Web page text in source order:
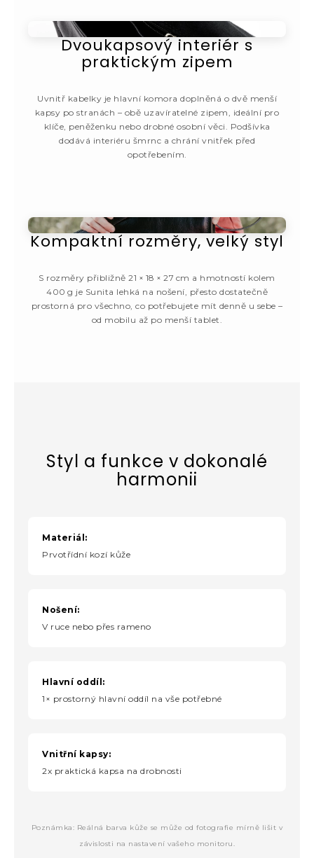
Dvoukapsový interiér s
praktickým zipem
Uvnitř kabelky je hlavní komora doplněná o dvě menší
kapsy po stranách – obě uzavíratelné zipem, ideální pro
klíče, peněženku nebo drobné osobní věci. Podšívka
dodává interiéru šmrnc a chrání vnitřek před
opotřebením.
Kompaktní rozměry, velký styl
S rozměry přibližně 21 × 18 × 27 cm a hmotností kolem
400 g je Sunita lehká na nošení, přesto dostatečně
prostorná pro všechno, co potřebujete mít denně u sebe –
od mobilu až po menší tablet.
Styl a funkce v dokonalé
harmonii
Materiál:
Prvotřídní kozí kůže
Nošení:
V ruce nebo přes rameno
Hlavní oddíl:
1× prostorný hlavní oddíl na vše potřebné
Vnitřní kapsy:
2x praktická kapsa na drobnosti
Poznámka: Reálná barva kůže se může od fotografie mírně lišit v
závislosti na nastavení vašeho monitoru.